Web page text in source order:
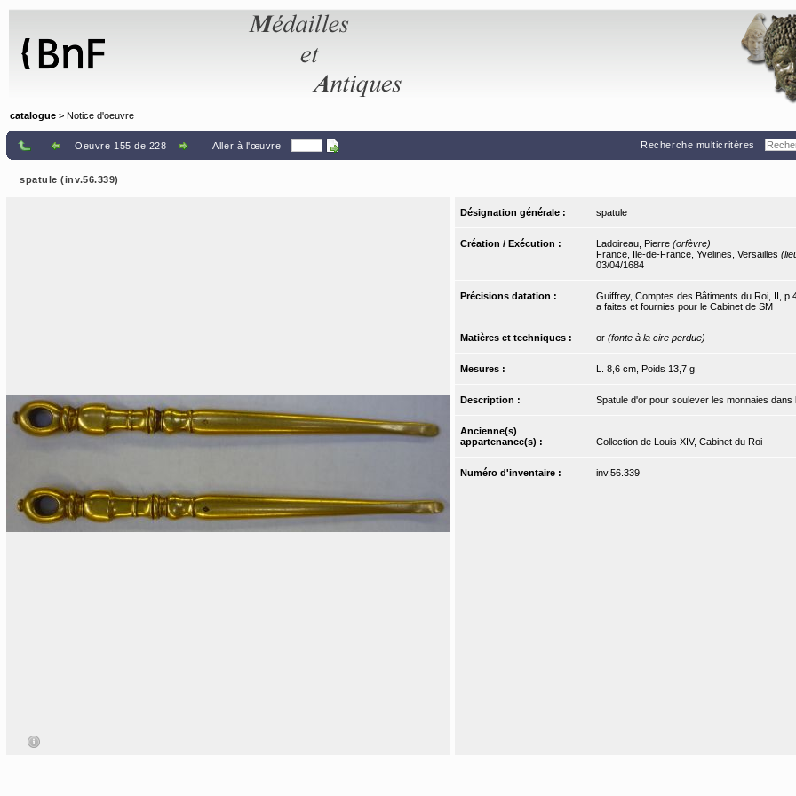
catalogue > Notice d'oeuvre
Oeuvre 155 de 228 Aller à l'œuvre Recherche multicritères
spatule (inv.56.339)
Désignation générale : spatule
Création / Exécution : Ladoireau, Pierre (orfèvre)
France, Ile-de-France, Yvelines, Versailles
03/04/1684
Précisions datation :
Guiffrey, Comptes des Bâtiments du Roi, II,
a faites et fournies pour le Cabinet de SM
Matières et techniques : or (fonte à la cire perdue)
Mesures : L. 8,6 cm, Poids 13,7 g
Description : Spatule d'or pour soulever les monnaies dans
Ancienne(s)
appartenance(s) :
Collection de Louis XIV, Cabinet du Roi
Numéro d'inventaire : inv.56.339